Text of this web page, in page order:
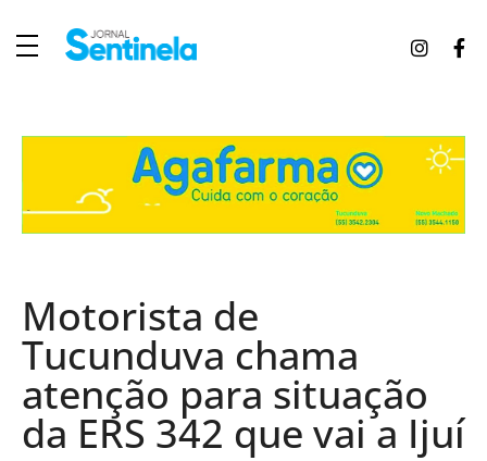
Motorista de
Tucunduva chama
atenção para situação
da ERS 342 que vai a Ijuí